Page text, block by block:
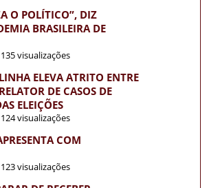
O POLÍTICO”, DIZ
BRASILEIRA DE
135 visualizações
ELEVA ATRITO ENTRE
DE CASOS DE
ELEIÇÕES
124 visualizações
COM
123 visualizações